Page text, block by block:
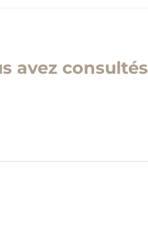
avez consultés